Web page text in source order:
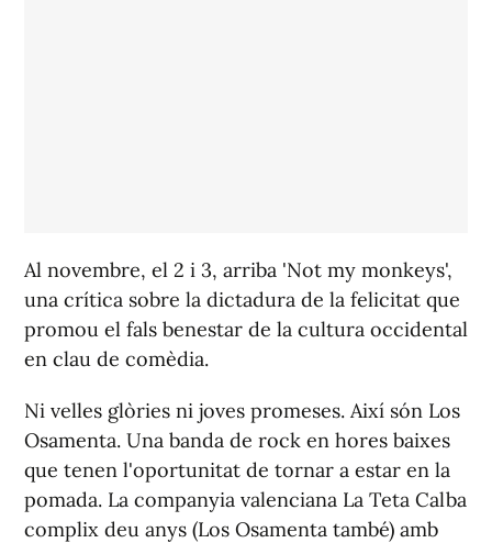
Al novembre, el 2 i 3, arriba 'Not my monkeys',
una crítica sobre la dictadura de la felicitat que
promou el fals benestar de la cultura occidental
en clau de comèdia.
Ni velles glòries ni joves promeses. Així són Los
Osamenta. Una banda de rock en hores baixes
que tenen l'oportunitat de tornar a estar en la
pomada. La companyia valenciana La Teta Calba
complix deu anys (Los Osamenta també) amb